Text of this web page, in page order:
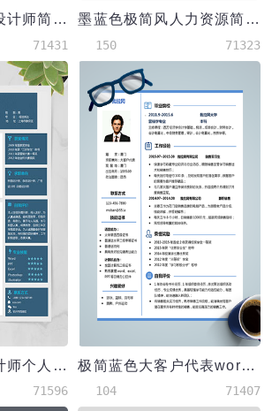
极简风游戏界面设计师简历模板_01
71431
墨蓝色极简风人力资源简历模板
150 71323
蓝色极简风格设计师个人简历模板
71596
极简蓝色大客户代表word简历模板
104 71407